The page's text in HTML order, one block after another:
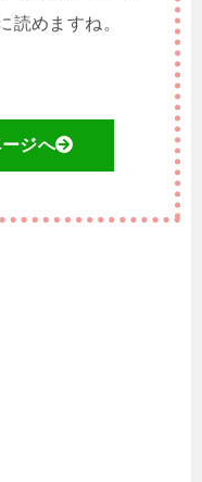
読めますね。
ジへ